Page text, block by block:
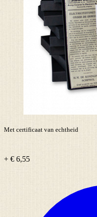
Met certificaat van echtheid
+ € 6,55